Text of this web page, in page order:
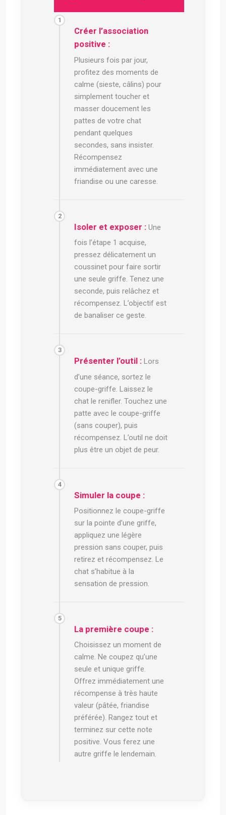
Créer l’association
positive :
Plusieurs fois par jour,
profitez des moments de
calme (sieste, câlins) pour
simplement toucher et
masser doucement les
pattes de votre chat
pendant quelques
secondes, sans insister.
Récompensez
immédiatement avec une
friandise ou une caresse.
Isoler et exposer : Une
fois l’étape 1 acquise,
pressez délicatement un
coussinet pour faire sortir
une seule griffe. Tenez une
seconde, puis relâchez et
récompensez. L’objectif est
de banaliser ce geste.
Présenter l’outil : Lors
d’une séance, sortez le
coupe-griffe. Laissez le
chat le renifler. Touchez une
patte avec le coupe-griffe
(sans couper), puis
récompensez. L’outil ne doit
plus être un objet de peur.
Simuler la coupe :
Positionnez le coupe-griffe
sur la pointe d’une griffe,
appliquez une légère
pression sans couper, puis
retirez et récompensez. Le
chat s’habitue à la
sensation de pression.
La première coupe :
Choisissez un moment de
calme. Ne coupez qu’une
seule et unique griffe.
Offrez immédiatement une
récompense à très haute
valeur (pâtée, friandise
préférée). Rangez tout et
terminez sur cette note
positive. Vous ferez une
autre griffe le lendemain.